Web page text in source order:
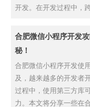
开发。在开发过程中，
合肥微信小程序开发
秘！
合肥微信小程序开发使
及，越来越多的开发者
过程中，使用第三方库
力。本文将分享一些在